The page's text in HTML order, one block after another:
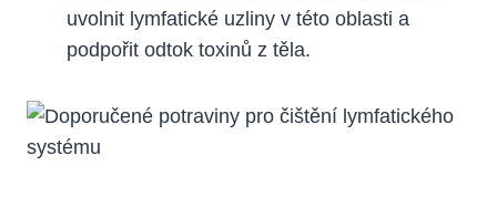
uvolnit lymfatické uzliny v⁤ této oblasti a
podpořit odtok toxinů z těla.